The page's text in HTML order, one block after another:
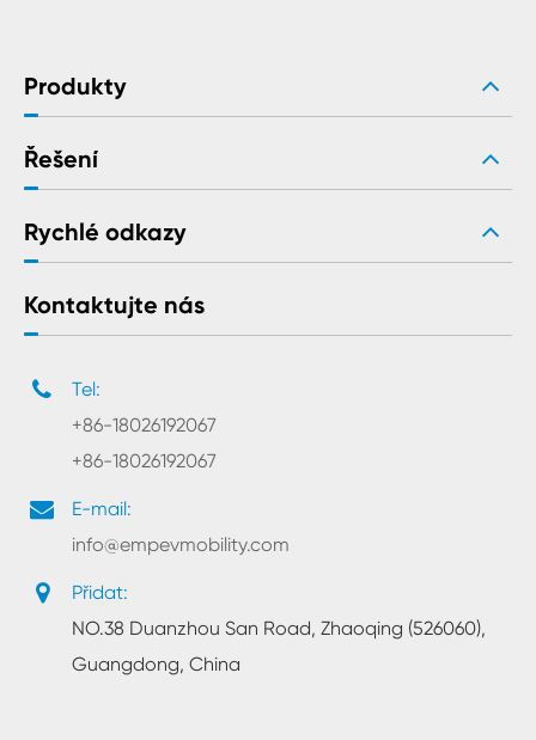
Produkty
Řešení
Rychlé odkazy
Kontaktujte nás
Tel:
+86-18026192067
+86-18026192067
E-mail:
info@empevmobility.com
Přidat:
NO.38 Duanzhou San Road, Zhaoqing (526060),
Guangdong, China